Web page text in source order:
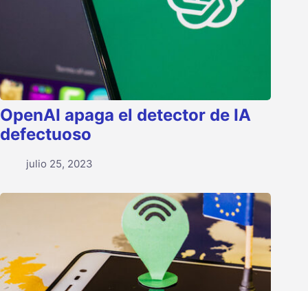
OpenAI apaga el detector de IA
defectuoso
julio 25, 2023